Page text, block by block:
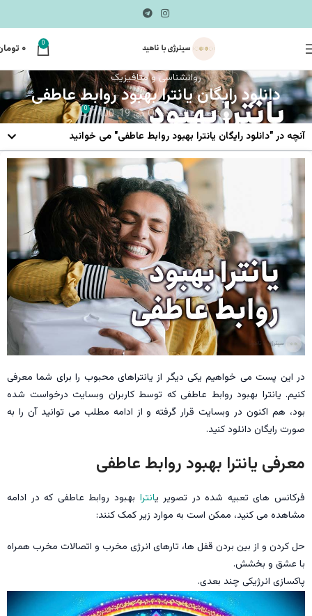
0 ۰
روانشناسی و متافیزیک
دانلود رایگان یانترا بهبود روابط عاطفی
ناهید عالم زادهOn دی 19, 1400 0
آنچه در "دانلود رایگان یانترا بهبود روابط عاطفی" می خوانید
در این پست می خواهیم یکی دیگر از یانتراهای محبوب را برای شما معرفی
کنیم. یانترا بهبود روابط عاطفی که توسط کاربران وبسایت درخواست شده
بود، هم اکنون در وبسایت قرار گرفته و از ادامه مطلب می توانید آن را به
صورت رایگان دانلود کنید.
معرفی یانترا بهبود روابط عاطفی
فرکانس‌ های تعبیه ‌شده در تصویر یانترا بهبود روابط عاطفی که در ادامه
مشاهده می کنید، ممکن است به موارد زیر کمک کنند:
حل کردن و از بین بردن قفل ها، تارهای انرژی مخرب و اتصالات مخرب همراه
با عشق و بخشش.
پاکسازی انرژیکی چند بعدی.